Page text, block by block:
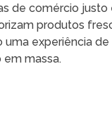
de comércio justo
produtos
uma experiência
massa.